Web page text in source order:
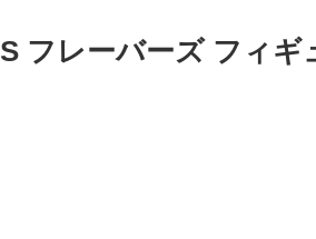
フレーバーズ フィ